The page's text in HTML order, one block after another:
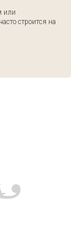
или
строится на